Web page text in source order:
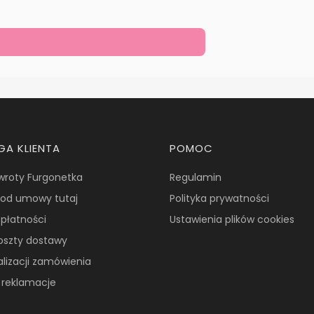
KLIENTA
Furgonetka
umowy tutaj
dostawy
zamówienia
POMOC
Regulamin
Polityka prywatności
Ustawienia plików cookies